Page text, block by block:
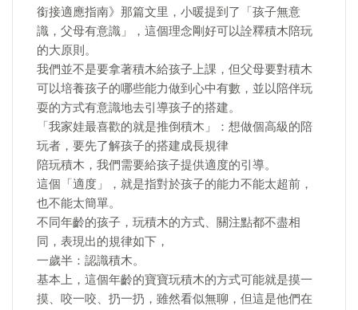
銜接適應指南》那篇文里，小暖提到了「孩子無意
識，父母有意識」，這個理念剛好可以詮釋積木陪玩
的大原則。
我們並不是要拿著積木給孩子上課，但父母要對積木
可以培養孩子的哪些能力做到心中有數，並以陪伴玩
耍的方式有意識地去引導孩子的搭建。
「我家娃最喜歡的就是推倒積木」：想做個高級的陪
玩者，要先了解孩子的搭建成長規律
陪玩積木，我們需要給孩子提供適度的引導。
這個「適度」，就是指對於孩子的能力不能太超前，
也不能太簡單。
不同年齡的孩子，玩積木的方式、關注點都不盡相
同，表現出的規律如下，
一歲半：認識積木。
基本上，這個年齡的寶寶玩積木的方式可能就是摸一
摸、咬一咬、扔一扔，雖然看似無聊，但這是他們在